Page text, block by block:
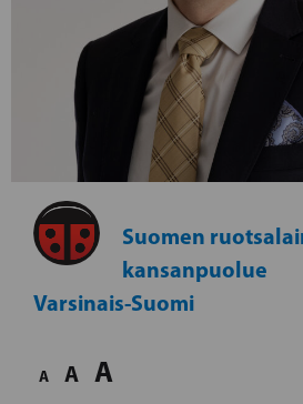
Suomen
kansanpuolue
Varsinais-Suomi
A A A